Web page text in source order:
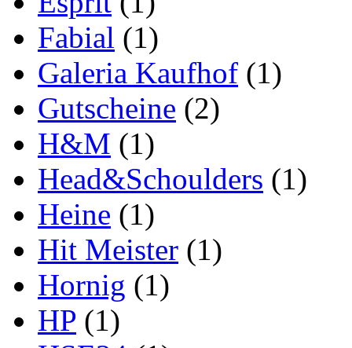
Fabial (1)
Galeria Kaufhof (1)
Gutscheine (2)
H&M (1)
Head&Schoulders (1)
Heine (1)
Hit Meister (1)
Hornig (1)
HP (1)